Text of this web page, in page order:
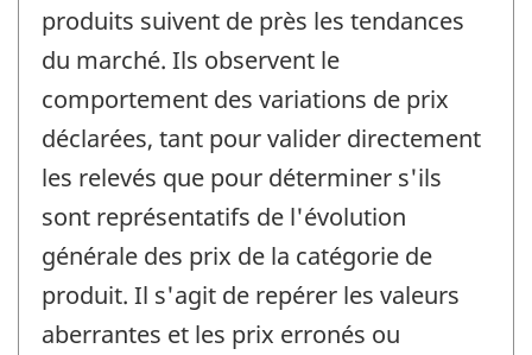
produits suivent de près les tendances
du marché. Ils observent le
comportement des variations de prix
déclarées, tant pour valider directement
les relevés que pour déterminer s'ils
sont représentatifs de l'évolution
générale des prix de la catégorie de
produit. Il s'agit de repérer les valeurs
aberrantes et les prix erronés ou